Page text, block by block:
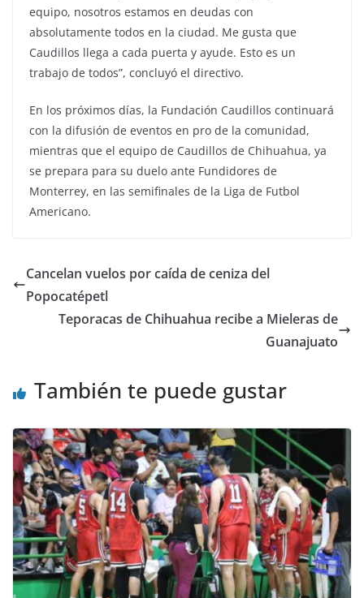
equipo, nosotros estamos en deudas con
absolutamente todos en la ciudad. Me gusta que
Caudillos llega a cada puerta y ayude. Esto es un
trabajo de todos”, concluyó el directivo.
En los próximos días, la Fundación Caudillos continuará
con la difusión de eventos en pro de la comunidad,
mientras que el equipo de Caudillos de Chihuahua, ya
se prepara para su duelo ante Fundidores de
Monterrey, en las semifinales de la Liga de Futbol
Americano.
Cancelan vuelos por caída de ceniza del
Popocatépetl
Teporacas de Chihuahua recibe a Mieleras de
Guanajuato
También te puede gustar